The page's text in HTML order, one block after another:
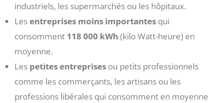
industriels, les supermarchés ou les hôpitaux.
Lesentreprises moins importantes qui
consomment 118 000 kWh (kilo Watt-heure) en
moyenne.
Les petites entreprises ou petits professionnels
comme les commerçants, les artisans ou les
professions libérales qui consomment en moyenne